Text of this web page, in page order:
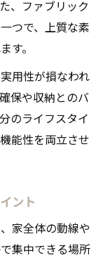
、ファブリック
つで、上質な素
す。
用性が損なわれ
保や収納とのバ
のライフスタイ
能性を両立させ
ント
家全体の動線や
集中できる場所